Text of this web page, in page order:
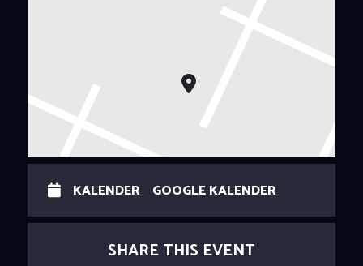
KALENDER GOOGLE KALENDER
SHARE THIS EVENT